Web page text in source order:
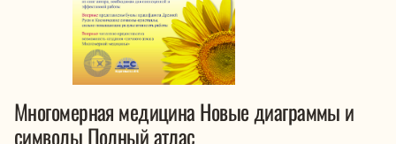
Многомерная медицина Новые диаграммы и
символы Полный атлас